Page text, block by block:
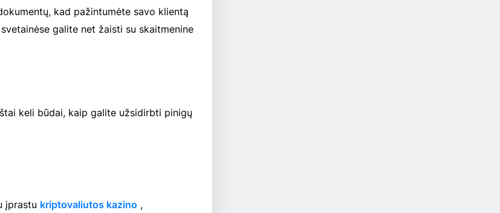
kad pažintumėte savo klientą
galite net žaisti su skaitmenine
keli būdai, kaip galite užsidirbti pinigų
įprastu kriptovaliutos kazino ,